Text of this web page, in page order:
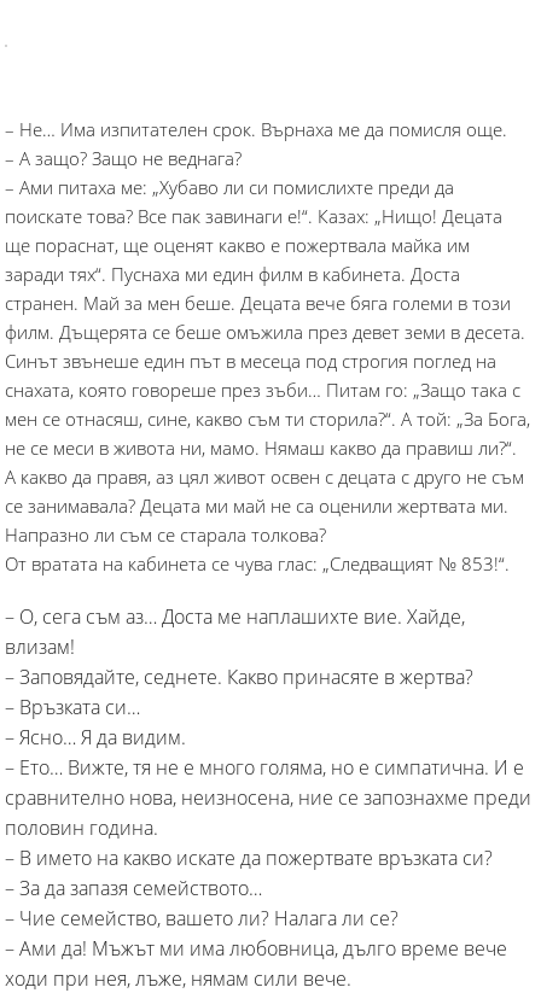
– Не… Има изпитателен срок. Върнаха ме да помисля още.
– А защо? Защо не веднага?
– Ами питаха ме: „Хубаво ли си помислихте преди да
поискате това? Все пак завинаги е!“. Казах: „Нищо! Децата
ще пораснат, ще оценят какво е пожертвала майка им
заради тях“. Пуснаха ми един филм в кабинета. Доста
странен. Май за мен беше. Децата вече бяга големи в този
филм. Дъщерята се беше омъжила през девет земи в десета.
Синът звънеше един път в месеца под строгия поглед на
снахата, която говореше през зъби… Питам го: „Защо така с
мен се отнасяш, сине, какво съм ти сторила?“. А той: „За Бога,
не се меси в живота ни, мамо. Нямаш какво да правиш ли?“.
А какво да правя, аз цял живот освен с децата с друго не съм
се занимавала? Децата ми май не са оценили жертвата ми.
Напразно ли съм се старала толкова?
От вратата на кабинета се чува глас: „Следващият № 853!“.
– О, сега съм аз… Доста ме наплашихте вие. Хайде,
влизам!
– Заповядайте, седнете. Какво принасяте в жертва?
– Връзката си…
– Ясно… Я да видим.
– Ето… Вижте, тя не е много голяма, но е симпатична. И е
сравнително нова, неизносена, ние се запознахме преди
половин година.
– В името на какво искате да пожертвате връзката си?
– За да запазя семейството…
– Чие семейство, вашето ли? Налага ли се?
– Ами да! Мъжът ми има любовница, дълго време вече
ходи при нея, лъже, нямам сили вече.